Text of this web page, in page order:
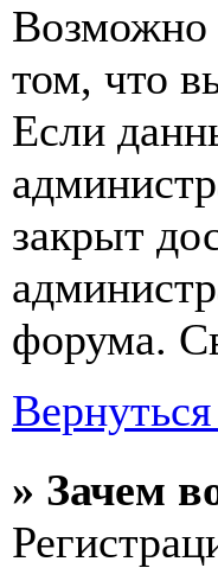
Возможно
том, что
Если
закрыт
форума.
» Зачем